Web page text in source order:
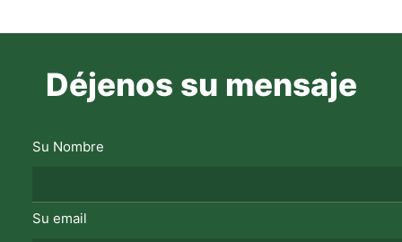
Déjenos su mensaje
Su Nombre
Su email